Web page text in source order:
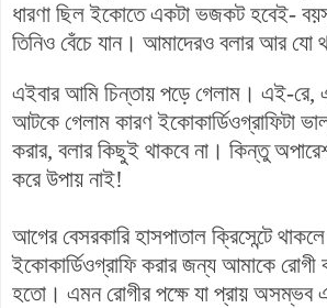
ধারণা ছিল ইকোতে একটা ভজকট হবেই-
তিনিও বেঁচে যান। আমাদেরও বলার আর যো
এইবার আমি চিন্তায় পড়ে গেলাম। এই-রে,
আটকে গেলাম কারণ ইকোকার্ডিওগ্রাফিটা
করার, বলার কিছুই থাকবে না। কিন্তু
করে উপায় নাই!
আগের বেসরকারি হাসপাতাল ক্রিসেন্টে
ইকোকার্ডিওগ্রাফিকরার জন্য আমাকে রোগী
হতো। এমন রোগীর পক্ষে যা প্রায়